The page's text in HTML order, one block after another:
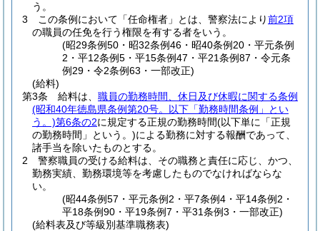
う。
3
この条例において「任命権者」とは、警察法により前2項
の職員の任免を行う権限を有する者をいう。
(昭29条例50・昭32条例46・昭40条例20・平元条例
2・平12条例5・平15条例47・平21条例87・令元条
例29・令2条例63・一部改正)
(給料)
第3条
給料は、 職員の勤務時間、休日及び休暇に関する条例
(昭和40年徳島県条例第20号。以下「勤務時間条例」とい
う。)第6条の2に規定する正規の勤務時間(以下単に「正規
の勤務時間」という。)による勤務に対する報酬であって、
諸手当を除いたものとする。
2
警察職員の受ける給料は、その職務と責任に応じ、かつ、
勤務実績、勤務環境等を考慮したものでなければならな
い。
(昭44条例57・平元条例2・平7条例4・平14条例2・
平18条例90・平19条例7・平31条例3・一部改正)
(給料表及び等級別基準職務表)